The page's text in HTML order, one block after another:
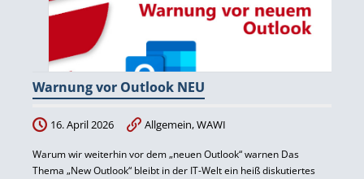
Warnung vor Outlook NEU
16. April 2026 Allgemein,WAWI
Warum wir weiterhin vor dem „neuen Outlook“ warnen Das
Thema „New Outlook“ bleibt in der IT-Welt ein heiß diskutiertes